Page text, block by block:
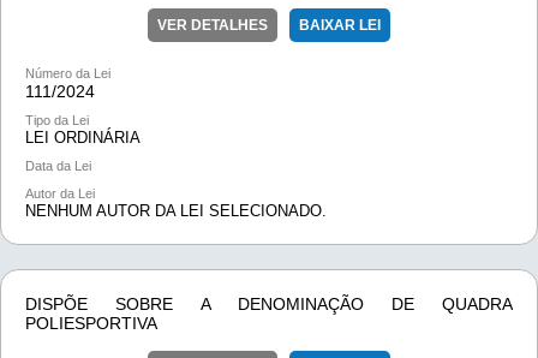
VER DETALHES BAIXAR LEI
Número da Lei
111/2024
Tipo da Lei
LEI ORDINÁRIA
Data da Lei
Autor da Lei
NENHUM AUTOR DA LEI SELECIONADO.
DISPÕE SOBRE A DENOMINAÇÃO DE QUADRA
POLIESPORTIVA